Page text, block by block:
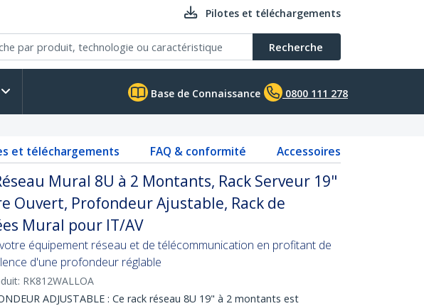
Pilotes et téléchargements
Recherche
Base de Connaissance 0800 111 278
et téléchargements FAQ & conformité Accessoires
Mural 8U à 2 Montants, Rack Serveur 19"
Ouvert, Profondeur Ajustable, Rack de
Mural pour IT/AV
équipement réseau et de télécommunication en profitant de
d'une profondeur réglable
RK812WALLOA
ADJUSTABLE : Ce rack réseau 8U 19" à 2 montants est